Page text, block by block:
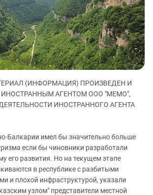
ЗАСТАВЛЯЕТ
КАВКАЗ ЗА ПАЛЕСТИНУ
ИНАКОМЫСЛИЕ В ЧЕЧНЕ
ПРЕСЛЕДОВАНИЕ АКТИВИСТОВ
МОБИЛИЗАЦИЯ И ПРОТЕСТЫ
Алания
(ИНФОРМАЦИЯ) ПРОИЗВЕДЕН И
ИНОСТРАННЫМ АГЕНТОМ ООО "МЕМО",
ИНОСТРАННОГО АГЕНТА
Балкарии имел бы значительно больше
если бы чиновники разработали
его развития. Но на текущем этапе
в республике с разбитыми
и плохой инфраструктурой, указали
узлом" представители местной